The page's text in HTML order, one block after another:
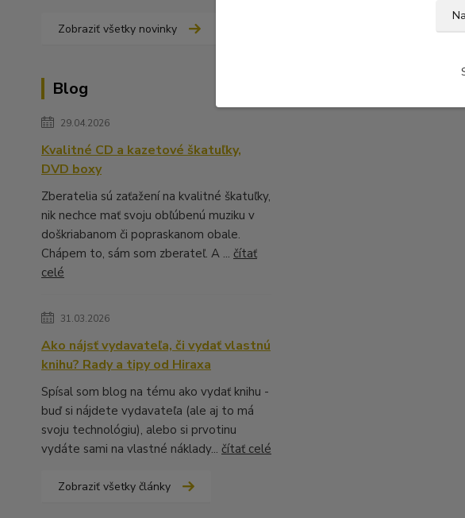
Zobraziť všetky novinky
Blog
29.04.2026
Kvalitné CD a kazetové škatuľky,
DVD boxy
Zberatelia sú zaťažení na kvalitné škatuľky,
nik nechce mať svoju obľúbenú muziku v
doškriabanom či popraskanom obale.
Chápem to, sám som zberateľ. A ... čítať
celé
31.03.2026
Ako nájsť vydavateľa, či vydať vlastnú
knihu? Rady a tipy od Hiraxa
Spísal som blog na tému ako vydať knihu -
buď si nájdete vydavateľa (ale aj to má
svoju technológiu), alebo si prvotinu
vydáte sami na vlastné náklady... čítať celé
Zobraziť všetky články